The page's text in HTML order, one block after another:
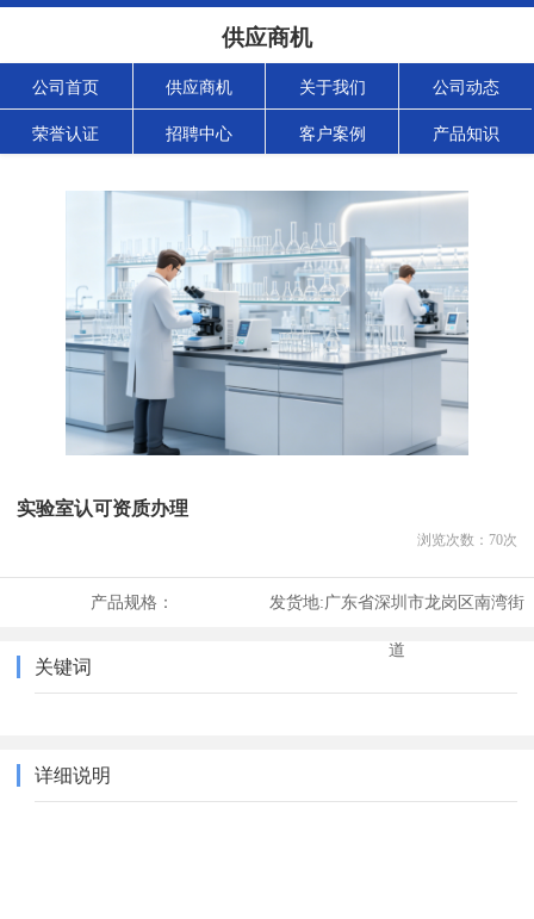
供应商机
公司首页 供应商机 关于我们 公司动态
荣誉认证 招聘中心 客户案例 产品知识
实验室认可资质办理
浏览次数： 70次
产品规格： 发货地:广东省深圳市龙岗区南湾街
道
关键词
详细说明